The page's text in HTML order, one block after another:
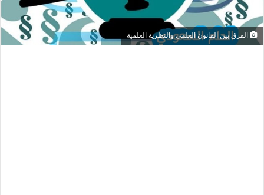
الفرق بين القانون العلمي والنظرية العلمية